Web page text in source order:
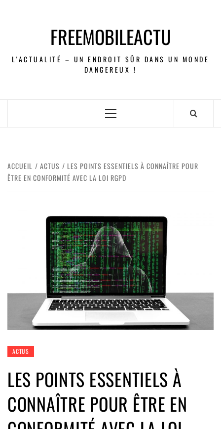
FREEMOBILEACTU
L'ACTUALITÉ – UN ENDROIT SÛR DANS UN MONDE
DANGEREUX !
ACCUEIL ACTUS
LES POINTS ESSENTIELS À CONNAÎTRE POUR
ÊTRE EN CONFORMITÉ AVEC LA LOI RGPD
ACTUS
LES POINTS ESSENTIELS À
CONNAÎTRE POUR ÊTRE EN